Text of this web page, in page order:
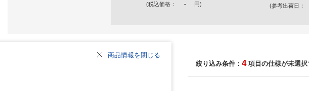
(税込価格： - 円) (参考出荷日：
商品情報を閉じる
絞り込み条件： 4項目の仕様が未選択